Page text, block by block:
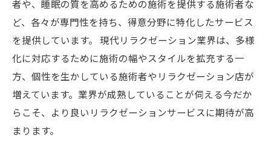
者や、睡眠の質を高めるための施術を提供する施術者な
ど、各々が専門性を持ち、得意分野に特化したサービス
を提供しています。 現代リラクゼーション業界は、多様
化に対応するために施術の幅やスタイルを拡充する一
方、個性を生かしている施術者やリラクゼーション店が
増えています。業界が成熟していることが伺える今だか
らこそ、より良いリラクゼーションサービスに期待が高
まります。